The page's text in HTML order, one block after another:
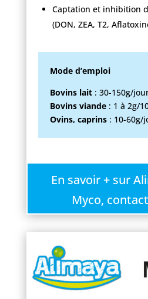
Captation et inhibition
(DON, ZEA, T2,
Mode d’emploi
Bovins lait: 30-150g/
Bovins viande: 1 à 2g/
Ovins, caprins: 10-60g/
En savoir + sur
Myco,